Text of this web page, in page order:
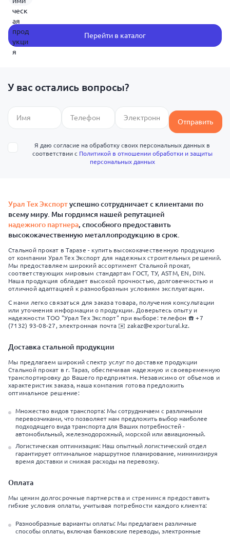
Перейти в каталог
У вас остались вопросы?
Отправить
Я даю согласие на обработку своих персональных данных в
соответствии с Политикой в отношении обработки и защиты
персональных данных
Урал Тех Экспортуспешно сотрудничает с клиентами по
всему миру. Мы гордимся нашей репутацией
надежного партнера, способного предоставить
высококачественную металлопродукцию в срок.
Стальной прокат в Таразе - купить высококачественную продукцию
от компании Урал Тех Экспорт для надежных строительных решений.
Мы предоставляем широкий ассортимент Стальной прокат,
соответствующих мировым стандартам ГОСТ, ТУ, ASTM, EN, DIN.
Наша продукция обладает высокой прочностью, долговечностью и
отличной адаптацией к разнообразным условиям эксплуатации.
С нами легко связаться для заказа товара, получения консультации
или уточнения информации о продукции. Доверьтесь опыту и
надежности ТОО "Урал Тех Экспорт" при выборе: телефон ☎️ +7
(7132) 93-08-27, электронная почта ✉️ zakaz@exportural.kz.
Доставка стальной продукции
Мы предлагаем широкий спектр услуг по доставке продукции
Стальной прокат в г. Тараз, обеспечивая надежную и своевременную
транспортировку до Вашего предприятия. Независимо от объемов и
характеристик заказа, наша компания готова предложить
оптимальное решение:
Множество видов транспорта: Мы сотрудничаем с различными
перевозчиками, что позволяет нам предложить выбор наиболее
подходящего вида транспорта для Ваших потребностей -
автомобильный, железнодорожный, морской или авиационный.
Логистическая оптимизация: Наш опытный логистический отдел
гарантирует оптимальное маршрутное планирование, минимизируя
время доставки и снижая расходы на перевозку.
Оплата
Мы ценим долгосрочные партнерства и стремимся предоставить
гибкие условия оплаты, учитывая потребности каждого клиента:
Разнообразные варианты оплаты: Мы предлагаем различные
способы оплаты, включая банковские переводы, электронные